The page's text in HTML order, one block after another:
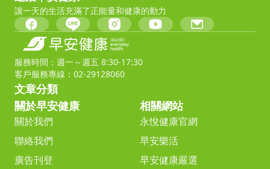
讓一天的生活充滿了正能量和健康的動力
服務時間：週一～週五 8:30-17:30
客戶服務專線：02-29128060
文章分類
關於早安健康
關於我們
聯絡我們
廣告刊登
相關網站
永悅健康官網
早安樂活
早安健康嚴選